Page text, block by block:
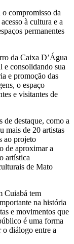
o compromisso da
à cultura e a
permanentes
da Caixa D’Água
e consolidando sua
e promoção das
o espaço
e visitantes de
de destaque, como a
mais de 20 artistas
ao projeto
de aproximar a
artística
de Mato
Cuiabá tem
na história
e movimentos que
é uma forma
o diálogo entre a